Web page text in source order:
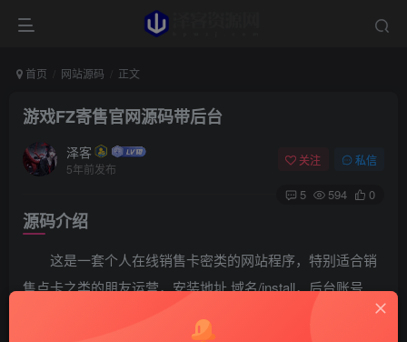
首页 网站源码 正文
游戏FZ寄售官网源码带后台
泽客
5年前发布
关注 私信
5 594 0
源码介绍
这是一套个人在线销售卡密类的网站程序，特别适合销
售点卡之类的朋友运营，安装地址 域名/install，后台账号